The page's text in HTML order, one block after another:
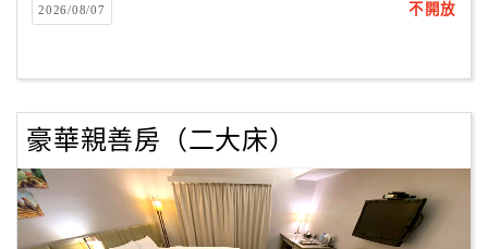
2026/08/07 不開放
豪華親善房（二大床）